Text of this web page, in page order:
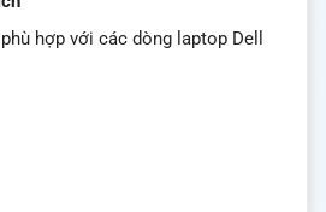
hợp với các dòng laptop Dell